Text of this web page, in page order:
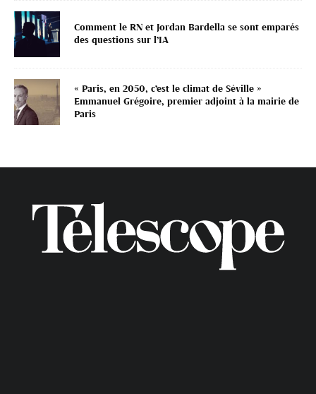
Comment le RN et Jordan Bardella se sont emparés
des questions sur l’IA
« Paris, en 2050, c’est le climat de Séville »
Emmanuel Grégoire, premier adjoint à la mairie de
Paris